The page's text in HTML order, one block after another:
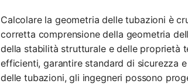
Calcolare la geometria delle tubazioni è
corretta comprensione della geometria
della stabilità strutturale e delle proprietà
efficienti, garantire standard di sicurezza
delle tubazioni, gli ingegneri possono